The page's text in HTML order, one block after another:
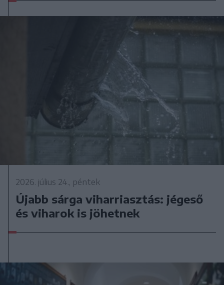
2026. július 24., péntek
Újabb sárga viharriasztás: jégeső
és viharok is jöhetnek